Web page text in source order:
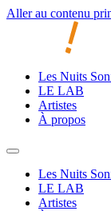
Aller au contenu
Les Nuits
LE LAB
Artistes
À propos
Les Nuits
LE LAB
Artistes